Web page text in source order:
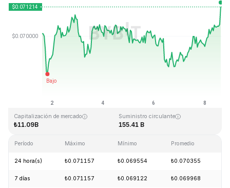
Última actualización: 2026-08-08, 15:04 GMT+0
₺0.000087
Capitalización de mercado
₺11.09B
Suministro circulante
155.41 B
Período Máximo Mínimo Promedio
24 hora(s) ₺0.071157 ₺0.069554 ₺0.070355
7 días ₺0.071157 ₺0.069122 ₺0.069968